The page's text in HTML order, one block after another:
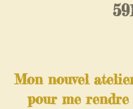
Mon nouvel
pour me